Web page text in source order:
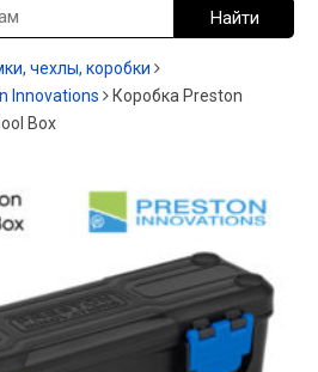
чехлы, коробки
Innovations
Коробка Preston
Box